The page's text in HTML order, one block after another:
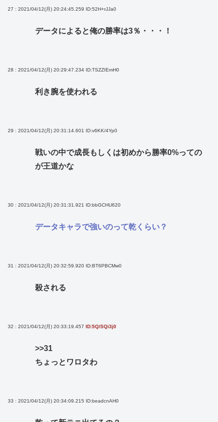
27 : 2021/04/12(月) 20:24:45.259 ID:52H+rJJa0
データによると俺の勝率は3％・・・！
28 : 2021/04/12(月) 20:29:47.234 ID:TSZZIEmH0
利き腕を使われる
29 : 2021/04/12(月) 20:31:14.601 ID:v6KK/4Yp0
戦いの中で成長もしくは初めから勝率0%っての
が王道かな
30 : 2021/04/12(月) 20:31:31.921 ID:bbGCHU620
データキャラで強いのって乾くらい？
31 : 2021/04/12(月) 20:32:59.920 ID:BT6PBCMw0
殺される
32 : 2021/04/12(月) 20:33:19.457 ID:5Q/SQi3j0
>>31
ちょっとワロタわ
33 : 2021/04/12(月) 20:34:09.215 ID:beadcnAH0